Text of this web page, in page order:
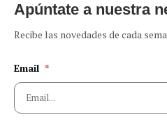
Apúntate a nuestra
Recibe las novedades de cada
Email *